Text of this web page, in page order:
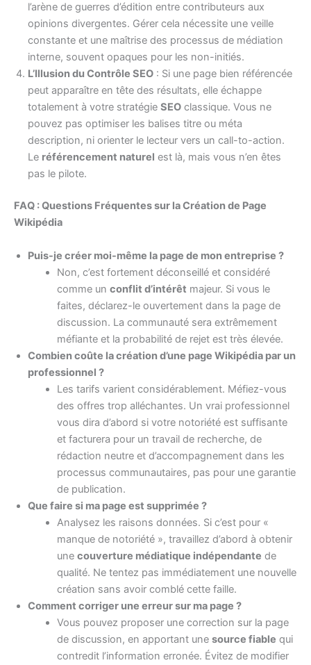
l’arène de guerres d’édition entre contributeurs aux
opinions divergentes. Gérer cela nécessite une veille
constante et une maîtrise des processus de médiation
interne, souvent opaques pour les non-initiés.
L’Illusion du Contrôle SEO : Si une page bien référencée
peut apparaître en tête des résultats, elle échappe
totalement à votre stratégie SEO classique. Vous ne
pouvez pas optimiser les balises titre ou méta
description, ni orienter le lecteur vers un call-to-action.
Le référencement naturel est là, mais vous n’en êtes
pas le pilote.
FAQ : Questions Fréquentes sur la Création de Page
Wikipédia
Puis-je créer moi-même la page de mon entreprise ?
Non, c’est fortement déconseillé et considéré
comme un conflit d’intérêt majeur. Si vous le
faites, déclarez-le ouvertement dans la page de
discussion. La communauté sera extrêmement
méfiante et la probabilité de rejet est très élevée.
Combien coûte la création d’une page Wikipédia par un
professionnel ?
Les tarifs varient considérablement. Méfiez-vous
des offres trop alléchantes. Un vrai professionnel
vous dira d’abord si votre notoriété est suffisante
et facturera pour un travail de recherche, de
rédaction neutre et d’accompagnement dans les
processus communautaires, pas pour une garantie
de publication.
Que faire si ma page est supprimée ?
Analysez les raisons données. Si c’est pour «
manque de notoriété », travaillez d’abord à obtenir
une couverture médiatique indépendante de
qualité. Ne tentez pas immédiatement une nouvelle
création sans avoir comblé cette faille.
Comment corriger une erreur sur ma page ?
Vous pouvez proposer une correction sur la page
de discussion, en apportant une source fiable qui
contredit l’information erronée. Évitez de modifier